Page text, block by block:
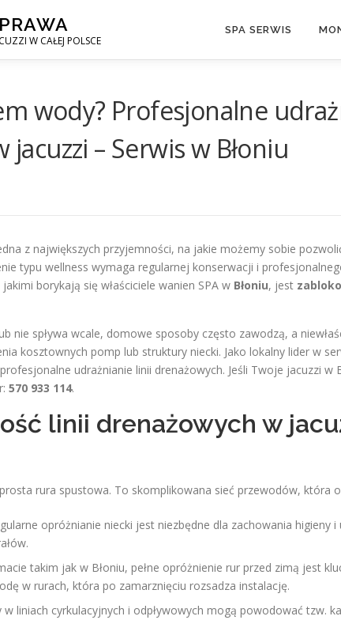
W CAŁEJ POLSCE
SPA SERWIS
wody? Profesjonalne
– Serwis w Błoniu
z największych przyjemności, na jakie możemy sobie
typu wellness wymaga regularnej konserwacji i
borykają się właściciele wanien SPA w Błoniu, jest
nie spływa wcale, domowe sposoby często zawodzą, a
kosztownych pomp lub struktury niecki. Jako lokalny lider w
udrażnianie linii drenażowych. Jeśli Twoje jacuzzi w
570 933 114.
linii drenażowych w
rura spustowa. To skomplikowana sieć przewodów, która
opróżnianie niecki jest niezbędne dla zachowania higieny i
takim jak w Błoniu, pełne opróżnienie rur przed zimą jest
w rurach, która po zamarznięciu rozsadza instalację.
w liniach cyrkulacyjnych i odpływowych mogą powodować tzw.